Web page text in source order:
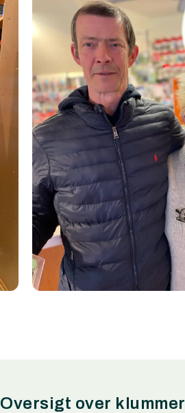
Oversigt over klummer